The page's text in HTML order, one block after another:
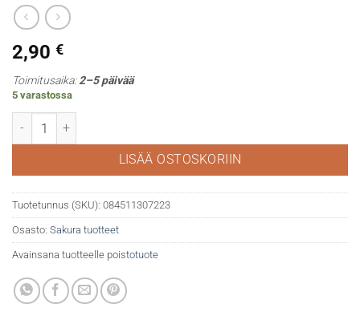
2,90 €
Toimitusaika:2–5 päivää
5 varastossa
Pigma Micron PN 117 Sepia määrä
LISÄÄ OSTOSKORIIN
Tuotetunnus (SKU): 084511307223
Osasto: Sakura tuotteet
Avainsana tuotteelle poistotuote